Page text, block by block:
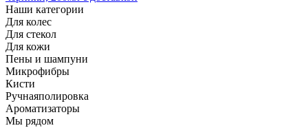
Наши категории
Для колес
Для стекол
Для кожи
Пены и шампуни
Микрофибры
Кисти
Ручнаяполировка
Ароматизаторы
Мы рядом